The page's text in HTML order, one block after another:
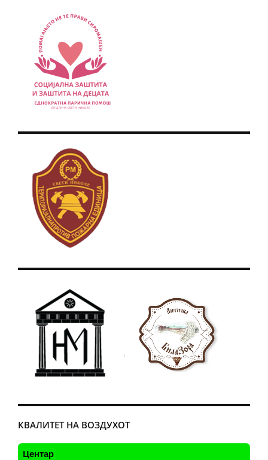
КВАЛИТЕТ НА ВОЗДУХОТ
Центар